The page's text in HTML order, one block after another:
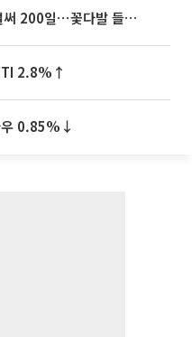
아옳이, 한의사 김형배와 벌써 200일⋯꽃다발 들고 "프러포즈 아냐"
2.8%↑
우 0.85%↓